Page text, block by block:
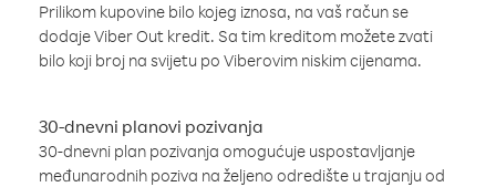
Prilikom kupovine bilo kojeg iznosa, na vaš račun se
dodaje Viber Out kredit. Sa tim kreditom možete zvati
bilo koji broj na svijetu po Viberovim niskim cijenama.
30-dnevni planovi pozivanja
30-dnevni plan pozivanja omogućuje uspostavljanje
međunarodnih poziva na željeno odredište u trajanju od